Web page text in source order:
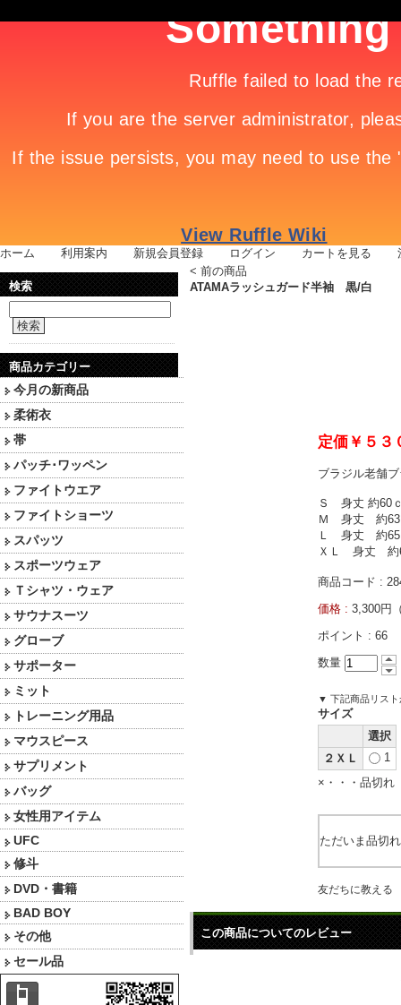
ホーム 利用案内 新規会員登録 ログイン カートを見る
検索
検索
商品カテゴリー
今月の新商品
柔術衣
帯
パッチ･ワッペン
ファイトウエア
ファイトショーツ
スパッツ
スポーツウェア
Ｔシャツ・ウェア
サウナスーツ
グローブ
サポーター
ミット
トレーニング用品
マウスピース
サプリメント
バッグ
女性用アイテム
UFC
修斗
DVD・書籍
BAD BOY
その他
セール品
< 前の商品
ATAMAラッシュガード半袖 黒/白
定価￥５３
ブラジル老舗
Ｓ 身丈 約
Ｍ 身丈 約
Ｌ 身丈 約
ＸＬ 身丈 約
商品コード :
価格 : 3,300円
ポイント : 66
数量
▼ 下記商品リスト
サイズ
選択
２ＸＬ
1
×・・・品切れ
ただいま品切
友だちに教える
この商品についてのレビュー